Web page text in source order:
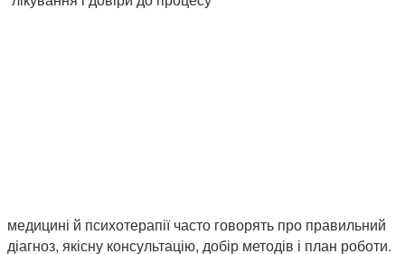
медицині й психотерапії часто говорять про правильний
діагноз, якісну консультацію, добір методів і план роботи.